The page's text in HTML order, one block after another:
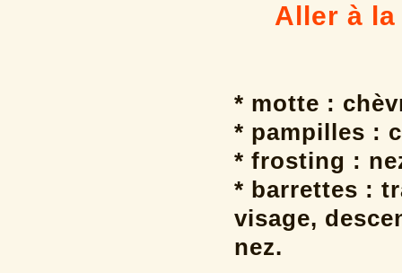
Aller à la
* motte :
* pampilles :
* frosting :
* barrettes :
visage,
nez.